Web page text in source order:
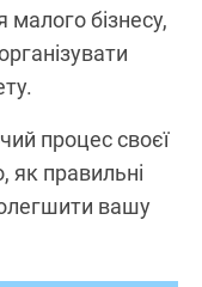
бізнесу,
процес своєї
як правильні
вашу